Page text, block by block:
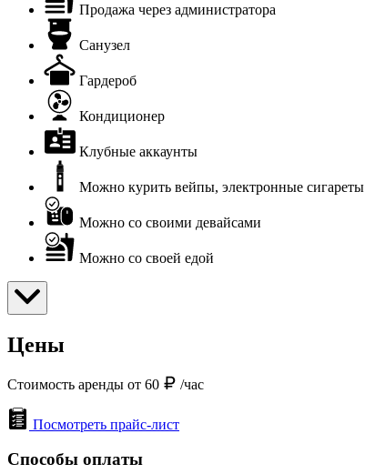
Продажа через администратора
Санузел
Гардероб
Кондиционер
Клубные аккаунты
Можно курить вейпы, электронные сигареты
Можно со своими девайсами
Можно со своей едой
Цены
Стоимость аренды от 60 /час
Посмотреть прайс-лист
Способы оплаты